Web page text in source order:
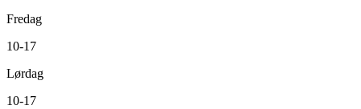
Fredag
10-17
Lørdag
10-17